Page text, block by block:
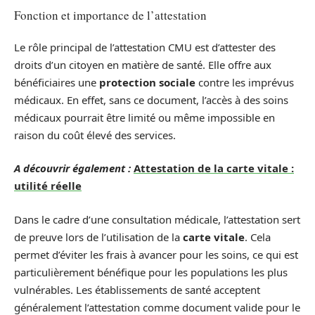
Fonction et importance de l’attestation
Le rôle principal de l’attestation CMU est d’attester des
droits d’un citoyen en matière de santé. Elle offre aux
bénéficiaires une protection sociale contre les imprévus
médicaux. En effet, sans ce document, l’accès à des soins
médicaux pourrait être limité ou même impossible en
raison du coût élevé des services.
A découvrir également : Attestation de la carte vitale :
utilité réelle
Dans le cadre d’une consultation médicale, l’attestation sert
de preuve lors de l’utilisation de la carte vitale. Cela
permet d’éviter les frais à avancer pour les soins, ce qui est
particulièrement bénéfique pour les populations les plus
vulnérables. Les établissements de santé acceptent
généralement l’attestation comme document valide pour le